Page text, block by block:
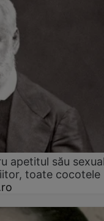
apetitul său
toate cocotele